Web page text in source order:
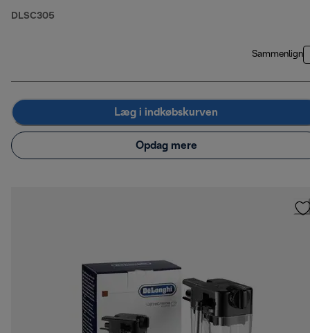
DLSC305
Sammenlign
Læg i indkøbskurven
Opdag mere